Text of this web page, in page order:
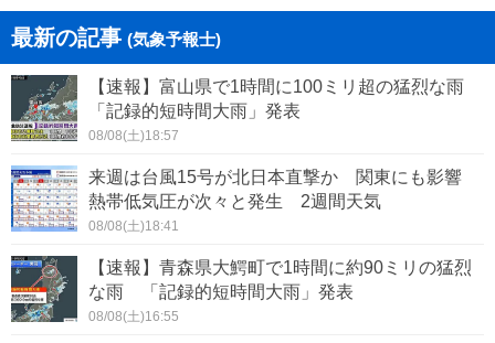
最新の記事 (気象予報士)
【速報】富山県で1時間に100ミリ超の猛烈な雨
「記録的短時間大雨」発表
08/08(土)18:57
来週は台風15号が北日本直撃か 関東にも影響
熱帯低気圧が次々と発生 2週間天気
08/08(土)18:41
【速報】青森県大鰐町で1時間に約90ミリの猛烈
な雨 「記録的短時間大雨」発表
08/08(土)16:55